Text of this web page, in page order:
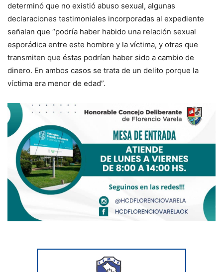
determinó que no existió abuso sexual, algunas
declaraciones testimoniales incorporadas al expediente
señalan que “podría haber habido una relación sexual
esporádica entre este hombre y la víctima, y otras que
transmiten que éstas podrían haber sido a cambio de
dinero. En ambos casos se trata de un delito porque la
víctima era menor de edad”.